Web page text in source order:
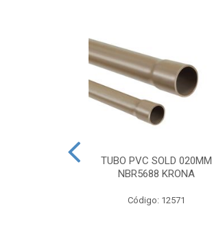
TUBO PVC SOLD 020MM
NBR5688 KRONA
Código: 12571